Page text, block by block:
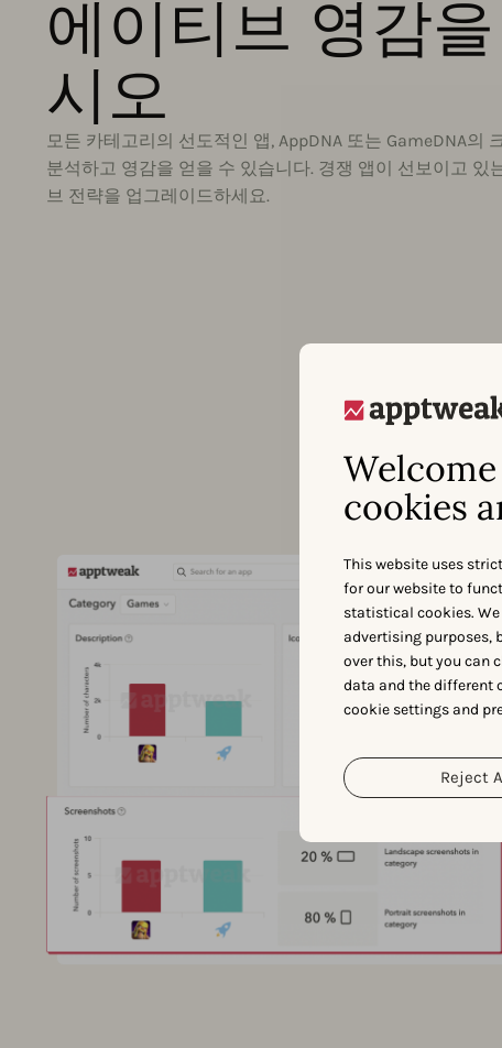
cookies
This website uses
for our website to
statistical cookies.
advertising purposes,
over this, but you can
data and the different
cookie settings and
Reject
에이티브 영감
시오
모든 카테고리의 선도적인 앱, AppDNA 또는 GameDNA의
분석하고 영감을 얻을 수 있습니다. 경쟁 앱이 선보이고 있
브 전략을 업그레이드하세요.